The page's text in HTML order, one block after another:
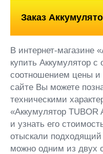
Заказ
В интернет-магазине
купить Аккумулятор
соотношением цены и
сайте Вы можете
техническими
«Аккумулятор TUBOR
и узнать его
отыскали подходящий
можно одним из двух